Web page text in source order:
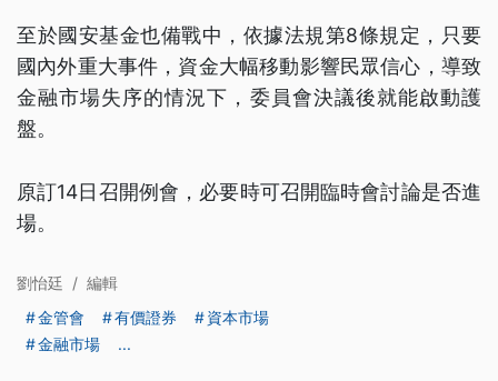
至於國安基金也備戰中，依據法規第8條規定，只要
國內外重大事件，資金大幅移動影響民眾信心，導致
金融市場失序的情況下，委員會決議後就能啟動護
盤。
原訂14日召開例會，必要時可召開臨時會討論是否進
場。
劉怡廷 / 編輯
金管會
有價證券
資本市場
金融市場
...